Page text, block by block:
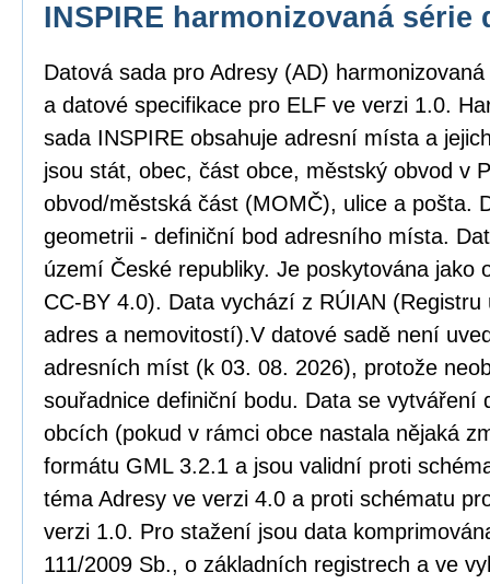
INSPIRE harmonizovaná série
Datová sada pro Adresy (AD)
a datové specifikace pro ELF ve verzi 1.0.
sada INSPIRE obsahuje adresní místa a
jsou stát, obec, část obce, městský obvod v
obvod/městská část (MOMČ), ulice a pošta.
geometrii - definiční bod adresního místa.
území České republiky. Je poskytována jako
CC-BY 4.0). Data vychází z RÚIAN
adres a nemovitostí).V datové sadě není
adresních míst (k 03. 08. 2026), protože
souřadnice definiční bodu. Data se vytváření
obcích (pokud v rámci obce nastala nějaká
formátu GML 3.2.1 a jsou validní proti
téma Adresy ve verzi 4.0 a proti schématu
verzi 1.0. Pro stažení jsou data
111/2009 Sb., o základních registrech a ve